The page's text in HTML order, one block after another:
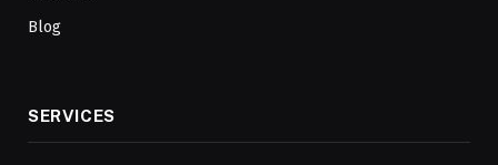
Blog
SERVICES